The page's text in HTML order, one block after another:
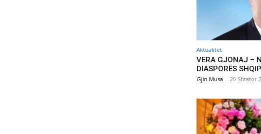
Aktualitet
VERA GJONAJ –
DIASPORËS
Gjin Musa - 20 Shtator